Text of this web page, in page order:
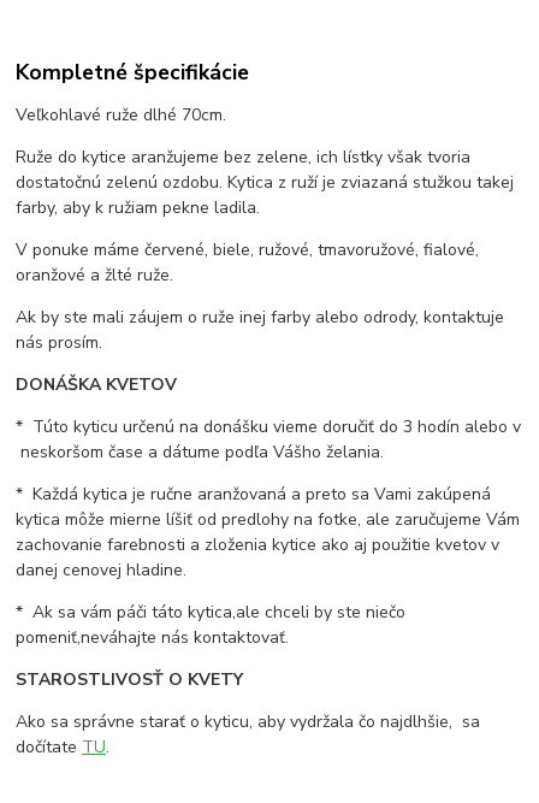
Kompletné špecifikácie
Veľkohlavé ruže dlhé 70cm.
Ruže do kytice aranžujeme bez zelene, ich lístky však tvoria
dostatočnú zelenú ozdobu. Kytica z ruží je zviazaná stužkou takej
farby, aby k ružiam pekne ladila.
V ponuke máme červené, biele, ružové, tmavoružové, fialové,
oranžové a žlté ruže.
Ak by ste mali záujem o ruže inej farby alebo odrody, kontaktuje
nás prosím.
DONÁŠKA KVETOV
* Túto kyticu určenú na donášku vieme doručiť do 3 hodín alebo v
neskoršom čase a dátume podľa Vášho želania.
* Každá kytica je ručne aranžovaná a preto sa Vami zakúpená
kytica môže mierne líšiť od predlohy na fotke, ale zaručujeme Vám
zachovanie farebnosti a zloženia kytice ako aj použitie kvetov v
danej cenovej hladine.
* Ak sa vám páči táto kytica,ale chceli by ste niečo
pomeniť,neváhajte nás kontaktovať.
STAROSTLIVOSŤ O KVETY
Ako sa správne starať o kyticu, aby vydržala čo najdlhšie, sa
dočítate TU.